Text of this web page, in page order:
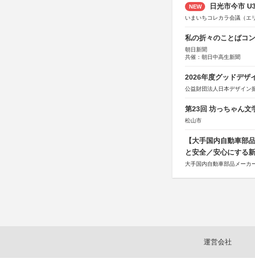
NEW 日光市今市
いまいちコレカラ会議（エ
私の折々のことばコ
朝日新聞
共催：朝日中高生新聞
2026年度グッドデザ
公益財団法人日本デザイン
第23回 坊っちゃん文
松山市
【大手国内自動車部
と安全／安心にする
大手国内自動車部品メーカ
運営会社